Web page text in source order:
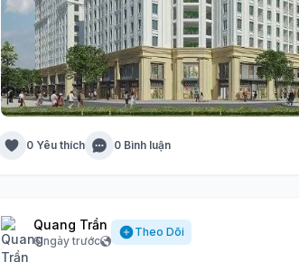
0 Yêu thích 0 Bình luận
Quang Trần
6 ngày trước
Theo Dõi